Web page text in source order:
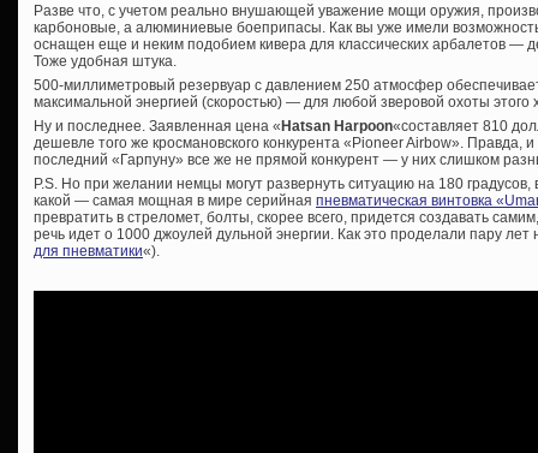
Разве что, с учетом реально внушающей уважение мощи оружия,
карбоновые, а алюминиевые боеприпасы. Как вы уже имели
оснащен еще и неким подобием кивера для классических арбалетов —
Тоже удобная штука.
500-миллиметровый резервуар с давлением 250 атмосфер
максимальной энергией (скоростью) — для любой зверовой охоты этого
Ну и последнее. Заявленная цена «Hatsan Harpoon«составляет 810
дешевле того же кросмановского конкурента «Pioneer Airbow». Правда,
последний «Гарпуну» все же не прямой конкурент — у них слишком
P.S. Но при желании немцы могут развернуть ситуацию на 180 градусов,
какой — самая мощная в мире серийная пневматическая винтовка
превратить в стреломет, болты, скорее всего, придется создавать
речь идет о 1000 джоулей дульной энергии. Как это проделали пару
для пневматики«).